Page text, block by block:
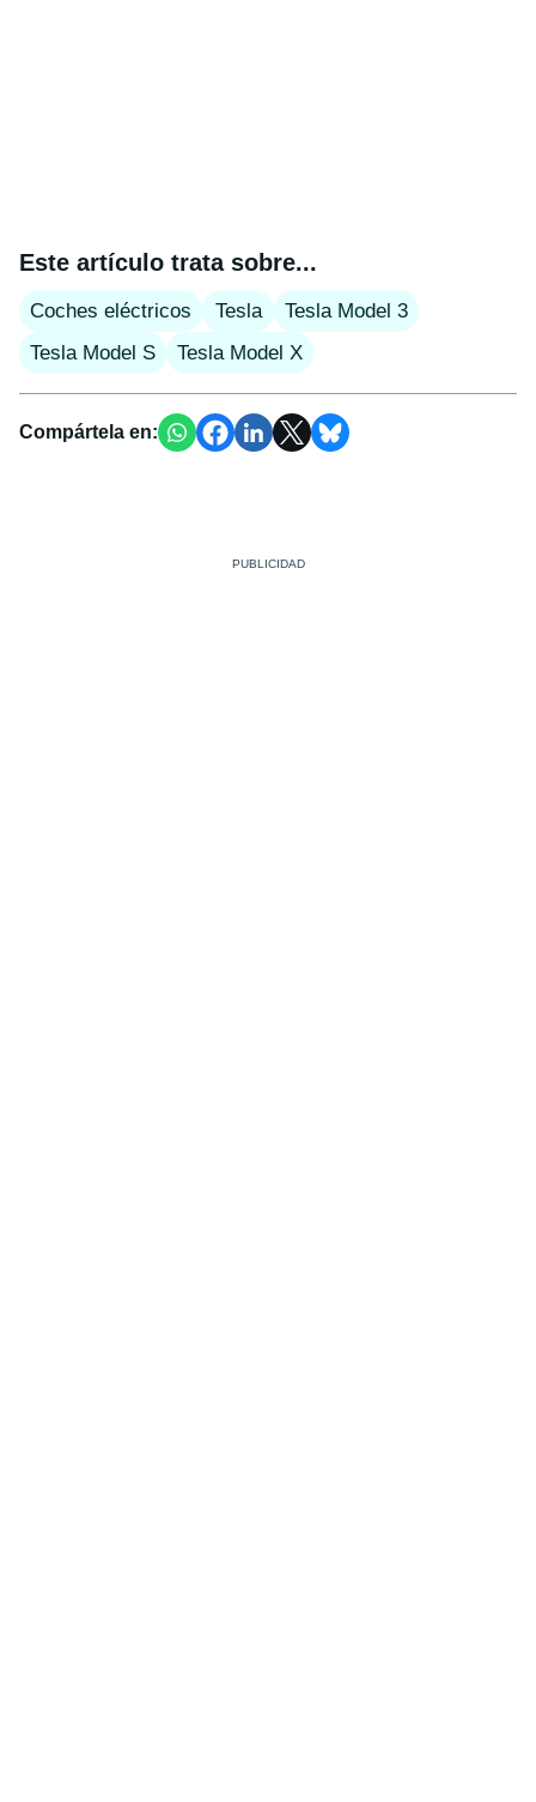
Este artículo trata sobre...
Coches eléctricos Tesla
Tesla Model 3
Tesla Model S
Tesla Model X
Compártela en: